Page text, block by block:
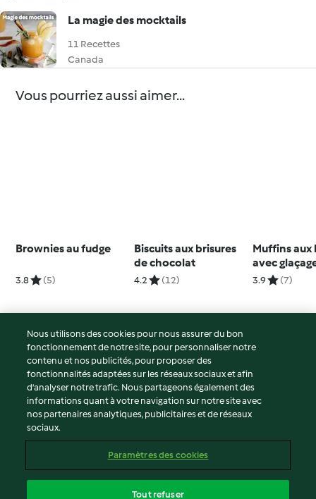
La magie des mocktails
11 Recettes
Canada
Vous pourriez aussi aimer...
Brownies au fudge
3.8 (5)
Biscuits aux brisures
de chocolat
4.2 (12)
Muffins aux
avec
3.9 (7)
© Copyright 2026
Conditions d'utilisation
Politique de confidentialité
Non-responsabilité
Mentions légales
Contenu du rapport
Nous utilisons des cookies pour nous assurer du bon
fonctionnement de notre site, pour personnaliser notre
contenu et nos publicités, pour proposer des
fonctionnalités adaptées sur les réseaux sociaux et afin
d’analyser notre trafic. Nous partageons également des
informations quant à votre navigation sur notre site avec
nos partenaires analytiques, publicitaires et de réseaux
sociaux.
Paramètres des cookies
Tout refuser